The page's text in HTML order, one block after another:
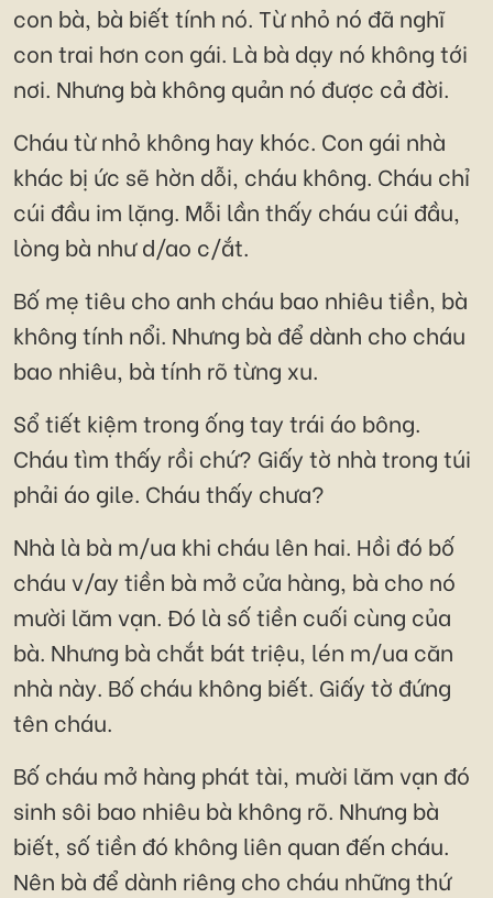
con bà, bà biết tính nó. Từ nhỏ nó đã nghĩ
con trai hơn con gái. Là bà dạy nó không tới
nơi. Nhưng bà không quản nó được cả đời.
Cháu từ nhỏ không hay khóc. Con gái nhà
khác bị ức sẽ hờn dỗi, cháu không. Cháu chỉ
cúi đầu im lặng. Mỗi lần thấy cháu cúi đầu,
lòng bà như d/ao c/ắt.
Bố mẹ tiêu cho anh cháu bao nhiêu tiền, bà
không tính nổi. Nhưng bà để dành cho cháu
bao nhiêu, bà tính rõ từng xu.
Sổ tiết kiệm trong ống tay trái áo bông.
Cháu tìm thấy rồi chứ? Giấy tờ nhà trong túi
phải áo gile. Cháu thấy chưa?
Nhà là bà m/ua khi cháu lên hai. Hồi đó bố
cháu v/ay tiền bà mở cửa hàng, bà cho nó
mười lăm vạn. Đó là số tiền cuối cùng của
bà. Nhưng bà chắt bát triệu, lén m/ua căn
nhà này. Bố cháu không biết. Giấy tờ đứng
tên cháu.
Bố cháu mở hàng phát tài, mười lăm vạn đó
sinh sôi bao nhiêu bà không rõ. Nhưng bà
biết, số tiền đó không liên quan đến cháu.
Nên bà để dành riêng cho cháu những thứ